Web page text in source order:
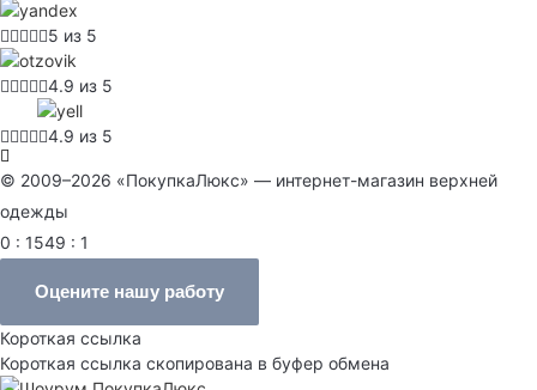
5 из 5
4.9 из 5
4.9 из 5
© 2009–2026 «ПокупкаЛюкс» — интернет-магазин верхней
одежды
0 : 1549 : 1
Оцените нашу работу
Короткая ссылка
Короткая ссылка скопирована в буфер обмена